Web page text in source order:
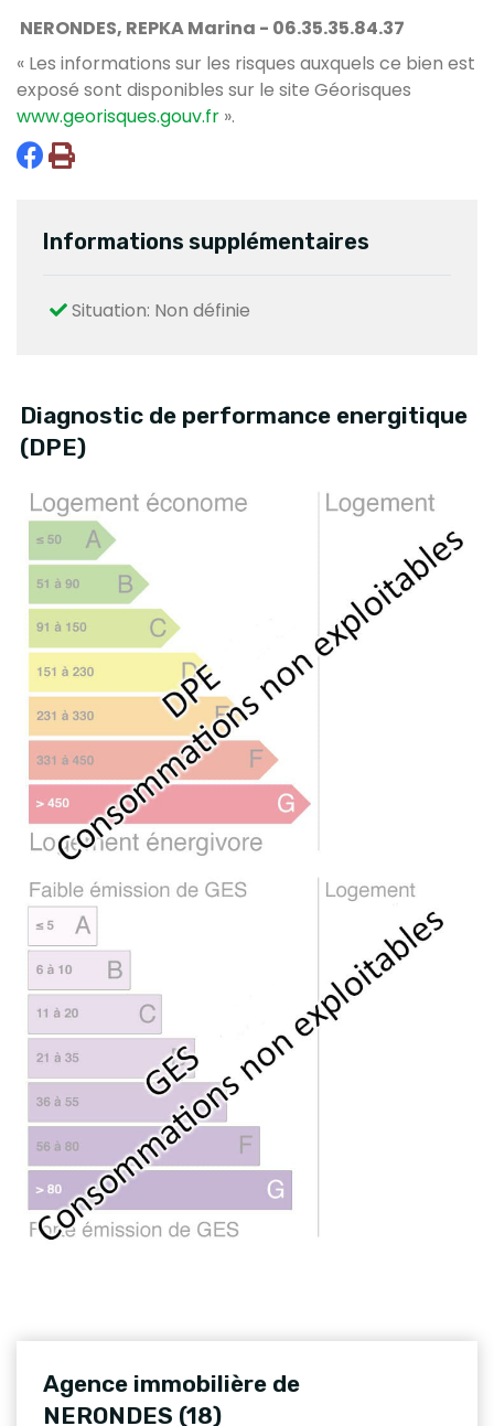
NERONDES, REPKA Marina - 06.35.35.84.37
« Les informations sur les risques auxquels ce bien est
exposé sont disponibles sur le site Géorisques
www.georisques.gouv.fr ».
Informations supplémentaires
Situation: Non définie
Diagnostic de performance energitique
(DPE)
Agence immobilière de
NERONDES (18)